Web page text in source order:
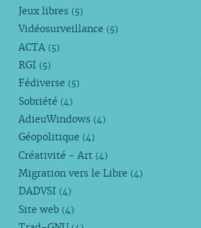
Jeux libres (5)
Vidéosurveillance (5)
ACTA (5)
RGI (5)
Fédiverse (5)
Sobriété (4)
AdieuWindows (4)
Géopolitique (4)
Créativité - Art (4)
Migration vers le Libre (4)
DADVSI (4)
Site web (4)